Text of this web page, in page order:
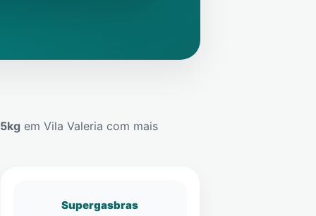
em Vila Valeria com mais
Supergasbras